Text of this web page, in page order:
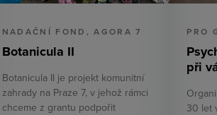
NADAČNÍ FOND, AGORA 7
Botanicula II
Botanicula II je projekt komunitní
zahrady na Praze 7, v jehož rámci
chceme z grantu podpořit
PRO
při
30 let